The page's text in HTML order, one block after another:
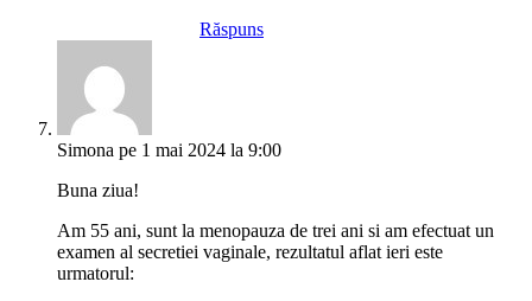
Răspuns
Simona pe 1 mai 2024 la 9:00
Buna ziua!
Am 55 ani, sunt la menopauza de trei ani si am efectuat un
examen al secretiei vaginale, rezultatul aflat ieri este
urmatorul: